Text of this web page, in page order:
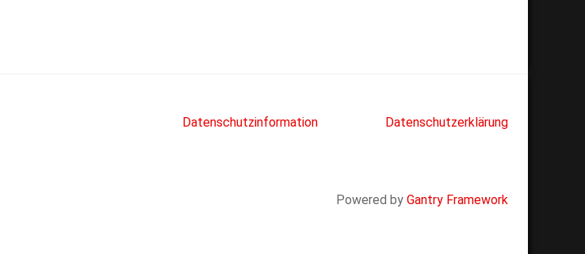
Datenschutzinformation Datenschutzerklärung
Powered by Gantry Framework